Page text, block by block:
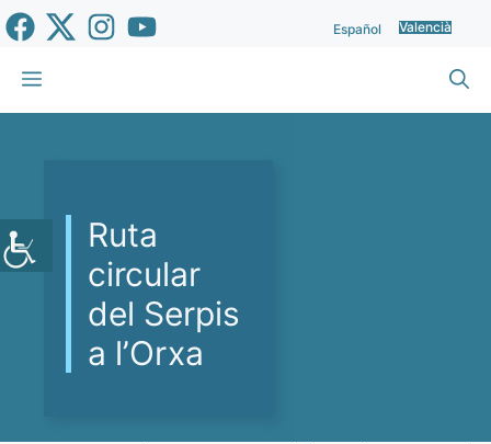
Vés
al
contingut
Español Valencià
Menu
Ruta
circular
del Serpis
a l’Orxa